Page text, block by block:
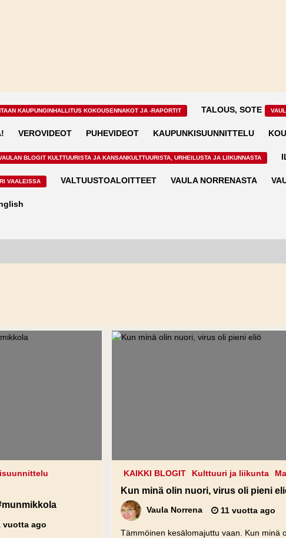
KAUPUNGINHALLITUS KOKOUSENNAKOT JA -RAPORTIT TALOUS, SOTE
VEROVIDEOT PUHEVIDEOT KAUPUNKISUUNNITTELU
BLOGIT KULTTUURISTA JA KANSANKULTTUURISTA, URHEILUSTA JA LIIKUNNASTA
VAALEISSA VALTUUSTOALOITTEET VAULA NORRENASTA
vuotta ago
KAIKKI BLOGIT Kulttuuri ja liikunta
Kun minä olin nuori, virus oli pieni
Vaula Norrena 11 vuotta ago
Tämmöinen kesälomajuttu vaan. Kun minä